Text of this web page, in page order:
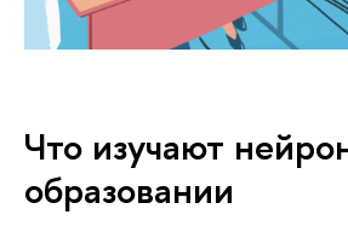
Что изучают
образовании